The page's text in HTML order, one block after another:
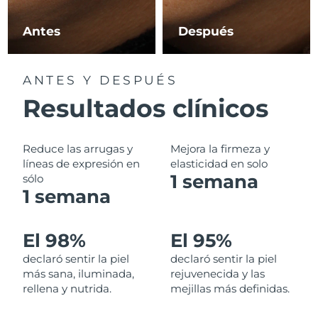
Antes Después
ANTES Y DESPUÉS
Resultados clínicos
Reduce las arrugas y
líneas de expresión en
sólo
1 semana
Mejora la firmeza y
elasticidad en solo
1 semana
El 98%
declaró sentir la piel
más sana, iluminada,
rellena y nutrida.
El 95%
declaró sentir la piel
rejuvenecida y las
mejillas más definidas.
Filipinas Entrega prevista
Portugal Entrega prevista
Catar Entrega prevista8/13/26
Reunión
Rumanía
Rusia Entrega prevista 8/20/26
Arabia Saudí Entrega prevista8/13/26